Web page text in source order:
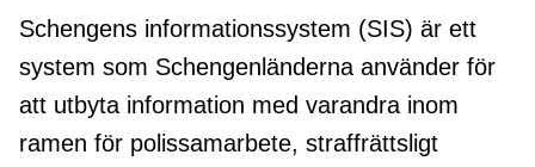
Schengens informationssystem (SIS) är ett
system som Schengenländerna använder för
att utbyta information med varandra inom
ramen för polissamarbete, straffrättsligt